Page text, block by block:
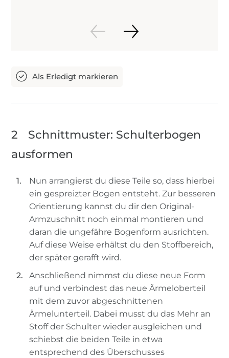
2
Schnittmuster: Schulterbogen
ausformen
Nun arrangierst du diese Teile so, dass hierbei
ein gespreizter Bogen entsteht. Zur besseren
Orientierung kannst du dir den Original-
Armzuschnitt noch einmal montieren und
daran die ungefähre Bogenform ausrichten.
Auf diese Weise erhältst du den Stoffbereich,
der später gerafft wird.
Anschließend nimmst du diese neue Form
auf und verbindest das neue Ärmeloberteil
mit dem zuvor abgeschnittenen
Ärmelunterteil. Dabei musst du das Mehr an
Stoff der Schulter wieder ausgleichen und
schiebst die beiden Teile in etwa
entsprechend des Überschusses